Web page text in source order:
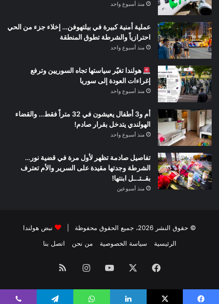
منذ أسبوع واحد
عملية أمنية كبيرة في بيلتهوفن… إخلاء جزء من الحي
احترازياً والشرطة تطوق المنطقة
منذ أسبوع واحد
هولندا تغيّر سياستها تجاه السوريين وترفع
إغراءات العودة إلى سوريا
منذ أسبوع واحد
أم و3 أطفال يعيشون في 32 متراً فقط… والقضاء
الهولندي يتدخل بقرار صادم!
منذ أسبوع واحد
تفاصيل صادمة تظهر لأول مرة في قضية نور…
الشرطة وجدتها مقيدة على السرير والأم تعترف
بقــتـ.ـل ابنتها!
منذ أسبوعين
© حقوق النشر 2026، جميع الحقوق محفوظة |
نبض هولندا
الرئيسية
سياسة الخصوصية من نحن اتصل بنا
فيسبوك ‫YouTubeانستقرامملخص
الموقع